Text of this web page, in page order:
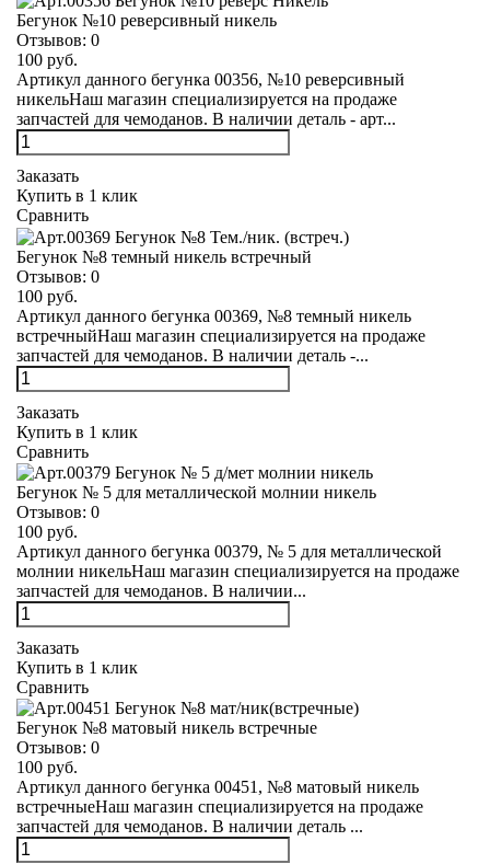
Бегунок №10 реверсивный никель
Отзывов: 0
100 руб.
Артикул данного бегунка 00356, №10 реверсивный
никельНаш магазин специализируется на продаже
запчастей для чемоданов. В наличии деталь - арт...
Заказать
Купить в 1 клик
Сравнить
Бегунок №8 темный никель встречный
Отзывов: 0
100 руб.
Артикул данного бегунка 00369, №8 темный никель
встречныйНаш магазин специализируется на продаже
запчастей для чемоданов. В наличии деталь -...
Заказать
Купить в 1 клик
Сравнить
Бегунок № 5 для металлической молнии никель
Отзывов: 0
100 руб.
Артикул данного бегунка 00379, № 5 для металлической
молнии никельНаш магазин специализируется на продаже
запчастей для чемоданов. В наличии...
Заказать
Купить в 1 клик
Сравнить
Бегунок №8 матовый никель встречные
Отзывов: 0
100 руб.
Артикул данного бегунка 00451, №8 матовый никель
встречныеНаш магазин специализируется на продаже
запчастей для чемоданов. В наличии деталь ...